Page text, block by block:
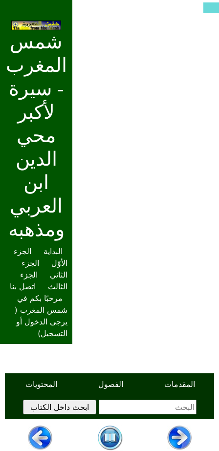
شمس
المغرب
- سيرة
لأكبر
محي
الدين
ابن
العربي
ومذهبه
البداية
الجزء
الأوّل
الجزء
الثاني
الجزء
الثالث
اتصل بنا
مرحبًا بكم في
شمس المغرب (
يرجى الدخول أو
التسجيل)
المقدمات الفصول المحتويات